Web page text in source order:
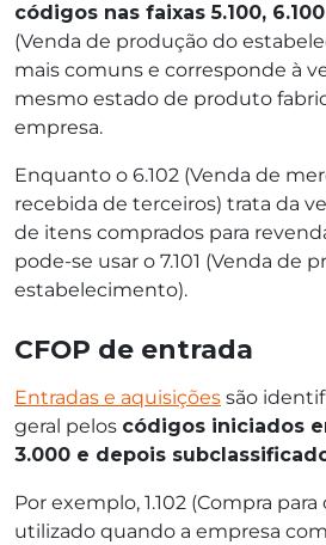
códigos nas faixas 5.100,
(Venda de produção do
mais comuns e corresponde à
mesmo estado de produto
empresa.
Enquanto o 6.102 (Venda de
recebida de terceiros) trata da
de itens comprados para
pode-se usar o 7.101 (Venda de
estabelecimento).
CFOP de entrada
Entradas e aquisições são
geral pelos códigos iniciados
3.000 e depois
Por exemplo, 1.102 (Compra
utilizado quando a empresa